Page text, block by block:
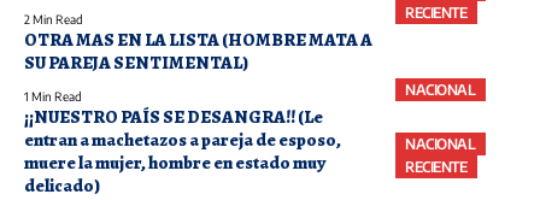
RECIENTE
2 Min Read
NACIONAL
OTRA MAS EN LA LISTA (HOMBRE MATA A
SU PAREJA SENTIMENTAL)
1 Min Read
NACIONAL
RECIENTE
¡¡NUESTRO PAÍS SE DESANGRA!! (Le
entran a machetazos a pareja de esposo,
muere la mujer, hombre en estado muy
delicado)